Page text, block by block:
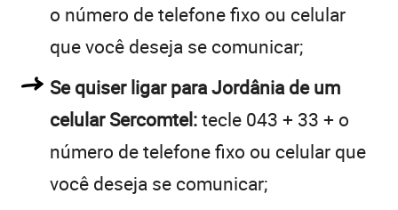
o número de telefone fixo ou celular
que você deseja se comunicar;
Se quiser ligar para Jordânia de um
celular Sercomtel:tecle 043 + 33 + o
número de telefone fixo ou celular que
você deseja se comunicar;